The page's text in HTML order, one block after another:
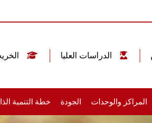
المراكز والوحدات الجودة خطة التنمية